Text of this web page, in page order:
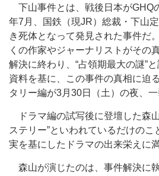
下山事件とは、戦後日本がGHQ
年7月、国鉄（現JR）総裁・下山
き死体となって発見された事件だ
くの作家やジャーナリストがその
解決に終わり、“占領期最大の謎”
資料を基に、この事件の真相に迫
タリー編が3月30日（土）の夜、一
ドラマ編の試写後に登壇した森
ステリー”といわれているだけの
実を基にしたドラマの出来栄えに
森山が演じたのは、事件解決に